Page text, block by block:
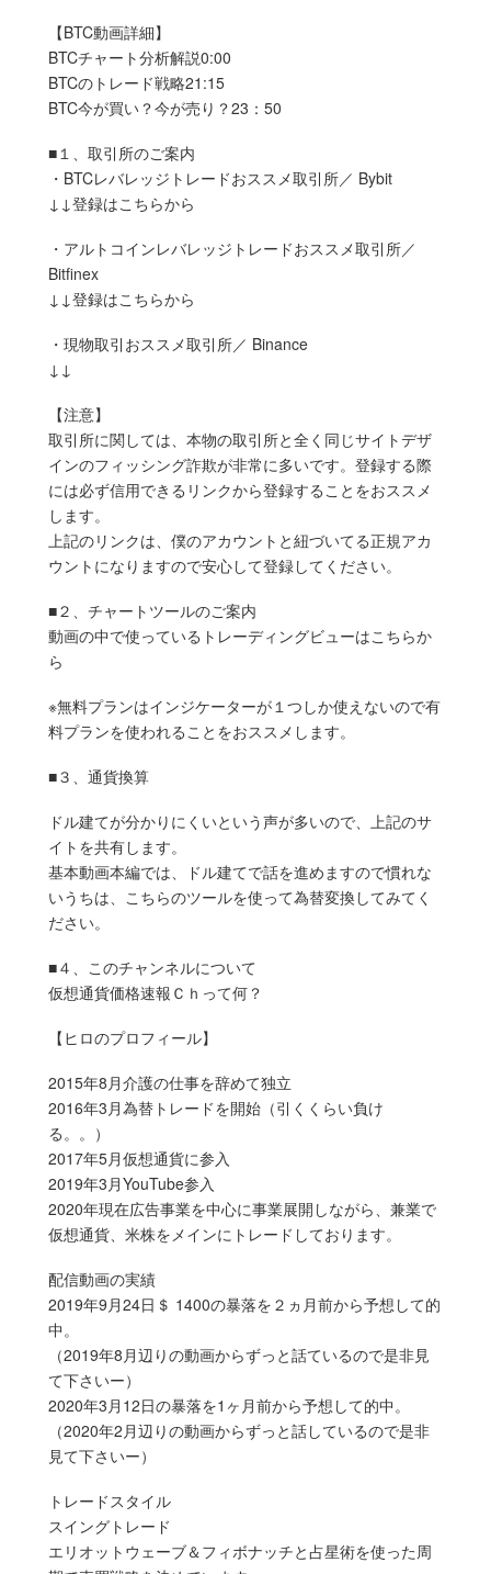
【BTC動画詳細】
BTCチャート分析解説0:00
BTCのトレード戦略21:15
BTC今が買い？今が売り？23：50
■１、取引所のご案内
・BTCレバレッジトレードおススメ取引所／ Bybit
↓↓登録はこちらから
・アルトコインレバレッジトレードおススメ取引所／
Bitfinex
↓↓登録はこちらから
・現物取引おススメ取引所／ Binance
↓↓
【注意】
取引所に関しては、本物の取引所と全く同じサイトデザ
インのフィッシング詐欺が非常に多いです。登録する際
には必ず信用できるリンクから登録することをおススメ
します。
上記のリンクは、僕のアカウントと紐づいてる正規アカ
ウントになりますので安心して登録してください。
■２、チャートツールのご案内
動画の中で使っているトレーディングビューはこちらか
ら
※無料プランはインジケーターが１つしか使えないので有
料プランを使われることをおススメします。
■３、通貨換算
ドル建てが分かりにくいという声が多いので、上記のサ
イトを共有します。
基本動画本編では、ドル建てで話を進めますので慣れな
いうちは、こちらのツールを使って為替変換してみてく
ださい。
■４、このチャンネルについて
仮想通貨価格速報Ｃｈって何？
【ヒロのプロフィール】
2015年8月介護の仕事を辞めて独立
2016年3月為替トレードを開始（引くくらい負け
る。。）
2017年5月仮想通貨に参入
2019年3月YouTube参入
2020年現在広告事業を中心に事業展開しながら、兼業で
仮想通貨、米株をメインにトレードしております。
配信動画の実績
2019年9月24日＄ 1400の暴落を２ヵ月前から予想して的
中。
（2019年8月辺りの動画からずっと話ているので是非見
て下さいー）
2020年3月12日の暴落を1ヶ月前から予想して的中。
（2020年2月辺りの動画からずっと話しているので是非
見て下さいー）
トレードス​​タイル
スイングトレード
エリオットウェーブ＆フィボナッチと占星術を使った周